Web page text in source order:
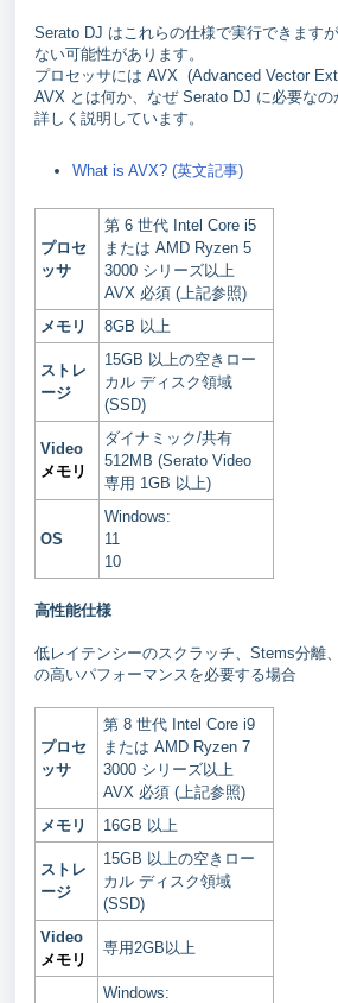
Serato DJ はこれらの仕様で実行できます
ない可能性があります。
プロセッサには AVX (Advanced Vector
AVX とは何か、なぜ Serato DJ に必要な
詳しく説明しています。
What is AVX? (英文記事)
プロセ
ッサ
第 6 世代 Intel Core i5
または AMD Ryzen 5
3000 シリーズ以上
AVX 必須 (上記参照)
メモリ
8GB 以上
ストレ
ージ
15GB 以上の空きロー
カル ディスク領域
(SSD)
Video
メモリ
ダイナミック/共有
512MB (Serato Video
専用 1GB 以上)
OS
Windows:
11
10
高性能仕様
低レイテンシーのスクラッチ、Stems分離
の高いパフォーマンスを必要する場合
プロセ
ッサ
第 8 世代 Intel Core i9
または AMD Ryzen 7
3000 シリーズ以上
AVX 必須 (上記参照)
メモリ
16GB 以上
ストレ
ージ
15GB 以上の空きロー
カル ディスク領域
(SSD)
Video
メモリ
専用2GB以上
Windows: